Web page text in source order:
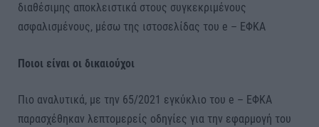
διαθέσιμης αποκλειστικά στους συγκεκριμένους
ασφαλισμένους, μέσω της ιστοσελίδας του e – ΕΦΚΑ
Ποιοι είναι οι δικαιούχοι
Πιο αναλυτικά, με την 65/2021 εγκύκλιο του e – ΕΦΚΑ
παρασχέθηκαν λεπτομερείς οδηγίες για την εφαρμογή του